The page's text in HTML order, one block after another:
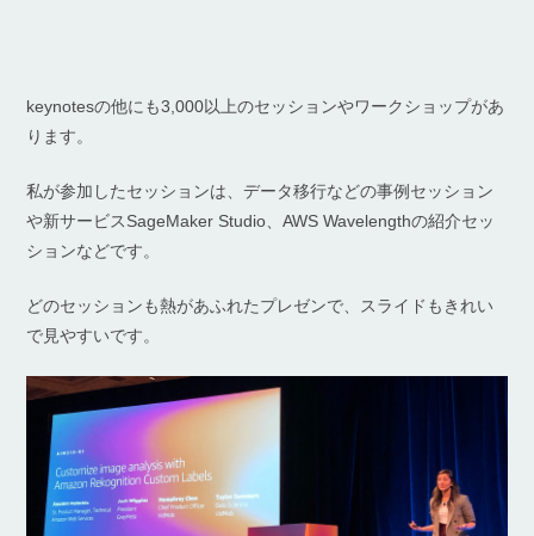
keynotesの他にも3,000以上のセッションやワークショップがあ
ります。
私が参加したセッションは、データ移行などの事例セッション
や新サービスSageMaker Studio、AWS Wavelengthの紹介セッ
ションなどです。
どのセッションも熱があふれたプレゼンで、スライドもきれい
で見やすいです。